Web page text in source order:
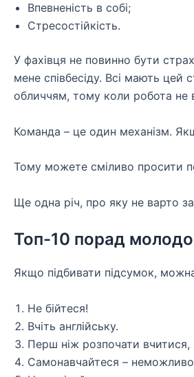
Впевненість в собі;
Стресостійкість.
У фахівця не повинно бути
мене співбесіду. Всі мають
обличчям, тому коли робота
Команда – це один механізм.
Тому можете сміливо просити
Ще одна річ, про яку не варто
Топ-10 порад
Якщо підбивати підсумок,
Не бійтеся!
Вчіть англійську.
Перш ніж розпочати вчитися,
Самонавчайтеся –